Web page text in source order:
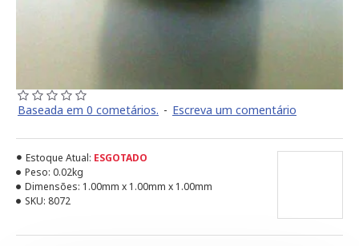
Baseada em 0 cometários. - Escreva um comentário
Estoque Atual: ESGOTADO
Peso: 0.02kg
Dimensões: 1.00mm x 1.00mm x 1.00mm
SKU: 8072